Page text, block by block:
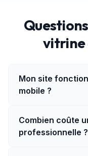
vitrine
Mon site
mobile ?
Combien coûte
professionnelle ?